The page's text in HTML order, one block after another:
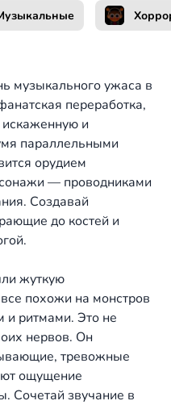
музыкального ужаса в
переработка,
искаженную и
параллельными
орудием
— проводниками
Создавай
до костей и
жуткую
похожи на монстров
и ритмами. Это не
нервов. Он
тревожные
ощущение
Сочетай звучание в